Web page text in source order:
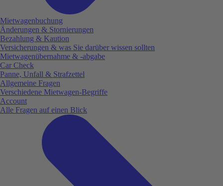
Mietwagenbuchung
Änderungen & Stornierungen
Bezahlung & Kaution
Versicherungen & was Sie darüber wissen sollten
Mietwagenübernahme & -abgabe
Car Check
Panne, Unfall & Strafzettel
Allgemeine Fragen
Verschiedene Mietwagen-Begriffe
Account
Alle Fragen auf einen Blick